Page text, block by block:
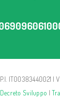
IT00383440021
Decreto Sviluppo |